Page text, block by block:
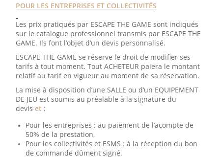
POUR LES ENTREPRISES ET COLLECTIVITÉS
Les prix pratiqués par ESCAPE THE GAME sont indiqués
sur le catalogue professionnel transmis par ESCAPE THE
GAME. Ils font l’objet d’un devis personnalisé.
ESCAPE THE GAME se réserve le droit de modifier ses
tarifs à tout moment. Tout ACHETEUR paiera le montant
relatif au tarif en vigueur au moment de sa réservation.
La mise à disposition d’une SALLE ou d’un EQUIPEMENT
DE JEU est soumis au préalable à la signature du
deviset :
Pour les entreprises : au paiement de l’acompte de
50% de la prestation,
Pour les collectivités et ESMS : à la réception du bon
de commande dûment signé.